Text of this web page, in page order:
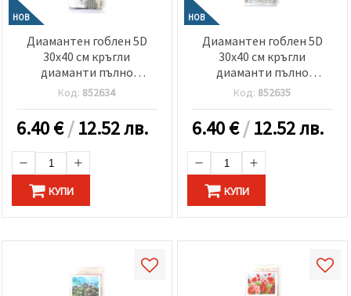
НОВ
Диамантен гоблен 5D
30x40 см кръгли
диаманти пълно
облепяне - Коте сред
Код: 852634
6.40€/12.52 лв.
КУПИ
НОВ
Диамантен гоблен 5D
30x40 см кръгли
диаманти пълно
облепяне - Плодова
Код: 852635
6.40€/12.52 лв.
КУПИ